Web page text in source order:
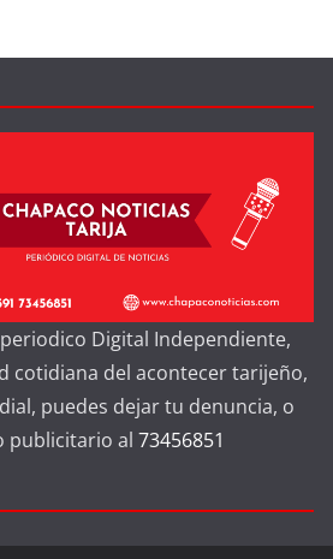
Digital Independiente,
cotidiana del acontecer tarijeño,
puedes dejar tu denuncia, o
publicitario al 73456851